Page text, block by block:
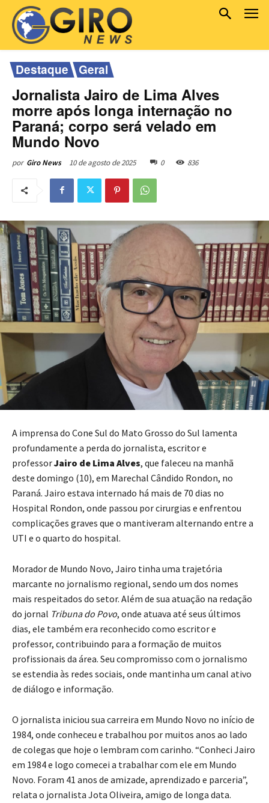
Destaque Geral
Jornalista Jairo de Lima Alves
morre após longa internação no
Paraná; corpo será velado em
Mundo Novo
por Giro News 10 de agosto de 2025 0 836
A imprensa do Cone Sul do Mato Grosso do Sul lamenta
profundamente a perda do jornalista, escritor e
professorJairo de Lima Alves, que faleceu na manhã
deste domingo (10), em Marechal Cândido Rondon, no
Paraná. Jairo estava internado há mais de 70 dias no
Hospital Rondon, onde passou por cirurgias e enfrentou
complicações graves que o mantiveram alternando entre a
UTI e o quarto do hospital.
Morador de Mundo Novo, Jairo tinha uma trajetória
marcante no jornalismo regional, sendo um dos nomes
mais respeitados do setor. Além de sua atuação na redação
do jornal Tribuna do Povo, onde atuava até seus últimos
dias, ele também era reconhecido como escritor e
professor, contribuindo para a formação de muitos
profissionais da área. Seu compromisso com o jornalismo
se estendia às redes sociais, onde mantinha um canal ativo
de diálogo e informação.
O jornalista iniciou sua carreira em Mundo Novo no início de
1984, onde conheceu e trabalhou por muitos anos ao lado
de colegas que hoje o lembram com carinho. “Conheci Jairo
em 1984 e logo comecei a trabalhar com ele em Mundo
Novo. Foram 41 anos de amizade, aprendizado e parceria”,
relata o jornalista Jota Oliveira, amigo de longa data.